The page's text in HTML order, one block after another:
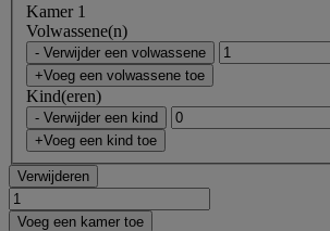
Kamer 1
Volwassene(n)
- Verwijder een volwassene
+Voeg een volwassene toe
Kind(eren)
- Verwijder een kind
+Voeg een kind toe
Verwijderen
Voeg een kamer toe